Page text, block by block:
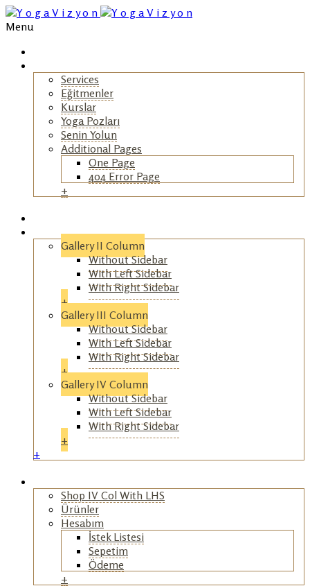
Menu
Services
Eğitmenler
Kurslar
Yoga Pozları
Senin Yolun
Additional Pages
One Page
404 Error Page
+
Galeri
Gallery II Column
Without Sidebar
With Left Sidebar
With Right Sidebar
+
Gallery III Column
Without Sidebar
With Left Sidebar
With Right Sidebar
+
Gallery IV Column
Without Sidebar
With Left Sidebar
With Right Sidebar
+
+
Shop IV Col With LHS
Ürünler
Hesabım
İstek Listesi
Sepetim
Ödeme
+